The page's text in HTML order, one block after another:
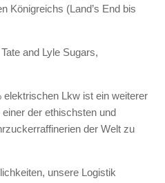
Königreichs (Land’s End bis
and Lyle Sugars,
elektrischen Lkw ist ein weiterer
der ethischsten und
der Welt zu
unsere Logistik